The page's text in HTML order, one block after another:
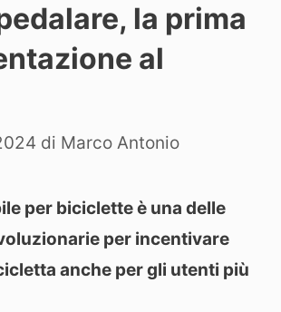
la prima
al
di Marco Antonio
per biciclette è una delle
per incentivare
anche per gli utenti più